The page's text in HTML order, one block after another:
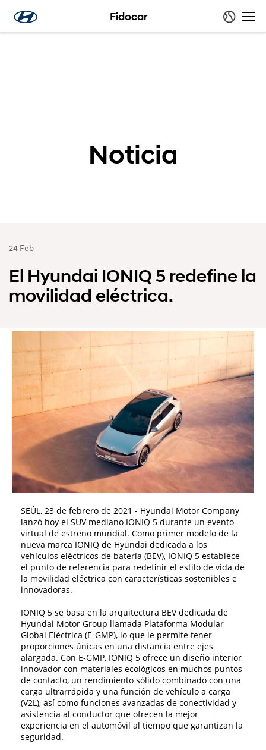
Fidocar
Noticia
24 Feb
El Hyundai IONIQ 5 redefine la
movilidad eléctrica.
SEÚL, 23 de febrero de 2021 - Hyundai Motor Company
lanzó hoy el SUV mediano IONIQ 5 durante un evento
virtual de estreno mundial. Como primer modelo de la
nueva marca IONIQ de Hyundai dedicada a los
vehículos eléctricos de batería (BEV), IONIQ 5 establece
el punto de referencia para redefinir el estilo de vida de
la movilidad eléctrica con características sostenibles e
innovadoras.
IONIQ 5 se basa en la arquitectura BEV dedicada de
Hyundai Motor Group llamada Plataforma Modular
Global Eléctrica (E-GMP), lo que le permite tener
proporciones únicas en una distancia entre ejes
alargada. Con E-GMP, IONIQ 5 ofrece un diseño interior
innovador con materiales ecológicos en muchos puntos
de contacto, un rendimiento sólido combinado con una
carga ultrarrápida y una función de vehículo a carga
(V2L), así como funciones avanzadas de conectividad y
asistencia al conductor que ofrecen la mejor
experiencia en el automóvil al tiempo que garantizan la
seguridad.